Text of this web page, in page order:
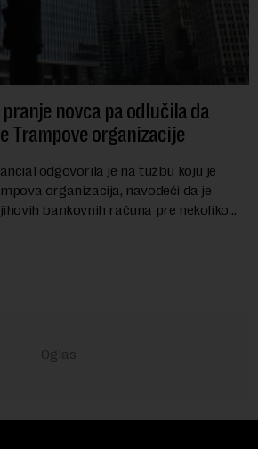
novca pa odlučila da
Trampove organizacije
odgovorila je na tužbu koju je
organizacija, navodeći da je
bankovnih računa pre nekoliko